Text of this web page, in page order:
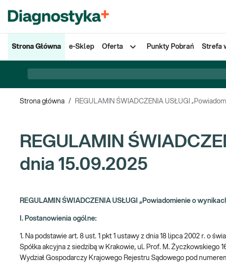
Strona Główna e-Sklep Oferta Punkty Pobrań Strefa
Strona główna / REGULAMIN ŚWIADCZENIA USŁUGI
REGULAMIN
dnia 15.09.2025
REGULAMIN ŚWIADCZENIA USŁUGI „Powiadomienie o
I. Postanowienia ogólne:
1. Na podstawie art. 8 ust. 1 pkt 1 ustawy z dnia 18 lipca 2002 r. o
Spółka akcyjna z siedzibą w Krakowie, ul. Prof. M.
Wydział Gospodarczy Krajowego Rejestru Sądowego pod